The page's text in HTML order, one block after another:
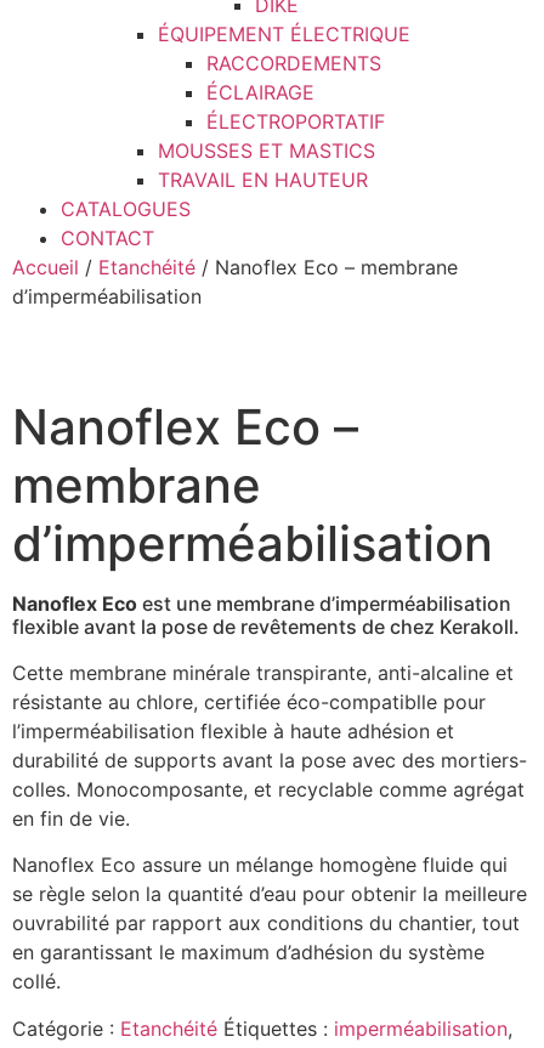
DIKE
ÉQUIPEMENT ÉLECTRIQUE
RACCORDEMENTS
ÉCLAIRAGE
ÉLECTROPORTATIF
MOUSSES ET MASTICS
TRAVAIL EN HAUTEUR
CATALOGUES
CONTACT
Accueil / Etanchéité / Nanoflex Eco – membrane
d’imperméabilisation
Nanoflex Eco –
membrane
d’imperméabilisation
Nanoflex Eco est une membrane d’imperméabilisation
flexible avant la pose de revêtements de chez Kerakoll.
Cette membrane minérale transpirante, anti-alcaline et
résistante au chlore, certifiée éco-compatiblle pour
l’imperméabilisation flexible à haute adhésion et
durabilité de supports avant la pose avec des mortiers-
colles. Monocomposante, et recyclable comme agrégat
en fin de vie.
Nanoflex Eco assure un mélange homogène fluide qui
se règle selon la quantité d’eau pour obtenir la meilleure
ouvrabilité par rapport aux conditions du chantier, tout
en garantissant le maximum d’adhésion du système
collé.
Catégorie : Etanchéité Étiquettes : imperméabilisation,